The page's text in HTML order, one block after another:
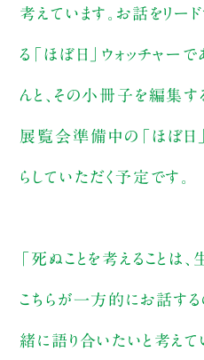
考えています。お話をリー
る「ほぼ日」ウォッチャー
んと、その小冊子を編集
展覧会準備中の「ほぼ日
らしていただく予定です。
「死ぬことを考えることは、
こちらが一方的にお話する
緒に語り合いたいと考えて